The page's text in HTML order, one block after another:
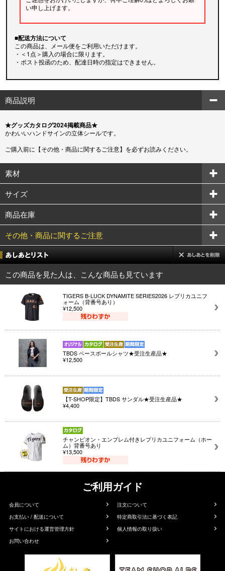
い申し上げます。
■配送方法について
この商品は、メール便をご利用いただけます。
・＜1点＞購入の場合に限ります。
・ポスト投函のため、配達日時の指定はできません。
商品説明
★グッズカタログ2024掲載商品★
かわいいハンドサインの立体シールです。
ご購入前に【その他・商品に関するご注意】を必ずお読みください。
素材
サイズ
商品在庫
その他・商品に関するご注意
この商品を見た人は、こんな商品も見ています
TIGERS B-LUCK DYNAMITE SERIES2026 レプリカユニフ
ォーム（背番号あり）
¥12,500
TBDS ベースボールシャツ★受注生産品★
¥12,500
【T-SHOP限定】TBDS サンダル★受注生産品★
¥4,400
チャンピオン・エンブレム付きレプリカユニフォーム（ホー
ム）背番号あり
¥13,500
ご利用ガイド
会員について
注文について
お支払い / 配送について
特定商取引法に基づく表記
サイトにおける運営管理方針
個人情報の取り扱い
お問い合わせ